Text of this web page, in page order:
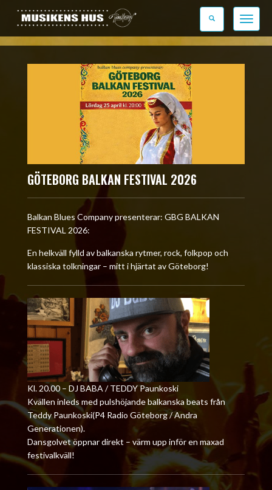
Toggle
GÖTEBORG BALKAN FESTIVAL 2026
Balkan Blues Company presenterar: GBG BALKAN
FESTIVAL 2026:
En helkväll fylld av balkanska rytmer, rock, folkpop och
klassiska tolkningar – mitt i hjärtat av Göteborg!
Kl. 20.00 – DJ BABA / TEDDY Paunkoski
Kvällen inleds med pulshöjande balkanska beats från
Teddy Paunkoski(P4 Radio Göteborg / Andra
Generationen).
Dansgolvet öppnar direkt – värm upp inför en maxad
festivalkväll!